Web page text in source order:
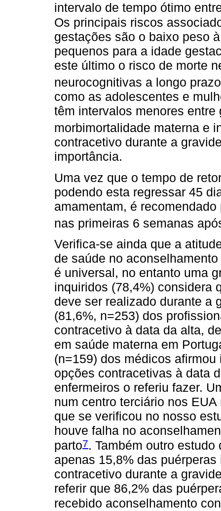
intervalo de tempo ótimo
Os principais riscos
gestações são o baixo peso
pequenos para a idade
este último o risco de morte
neurocognitivas a longo prazo
como as adolescentes e
têm intervalos menores
morbimortalidade materna e
contracetivo durante a
importância.
Uma vez que o tempo de
podendo esta regressar 45
amamentam, é
nas primeiras 6 semanas
Verifica-se ainda que a
de saúde no
é universal, no entanto uma
inquiridos (78,4%) considera
deve ser realizado durante a
(81,6%, n=253) dos
contracetivo à data da alta,
em saúde materna em
(n=159) dos médicos
opções contracetivas à data
enfermeiros o referiu fazer.
num centro terciário nos
que se verificou no nosso
houve falha no
parto7. Também outro
apenas 15,8% das
contracetivo durante a
referir que 86,2% das
recebido aconselhamento